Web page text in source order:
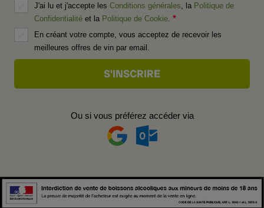
J'ai lu et j'accepte les Conditions générales , la Politique de
Confidentialité et la Politique de Cookie
En créant votre compte, vous acceptez de recevoir les
meilleures offres de vin par email.
Ou si vous préférez accéder via